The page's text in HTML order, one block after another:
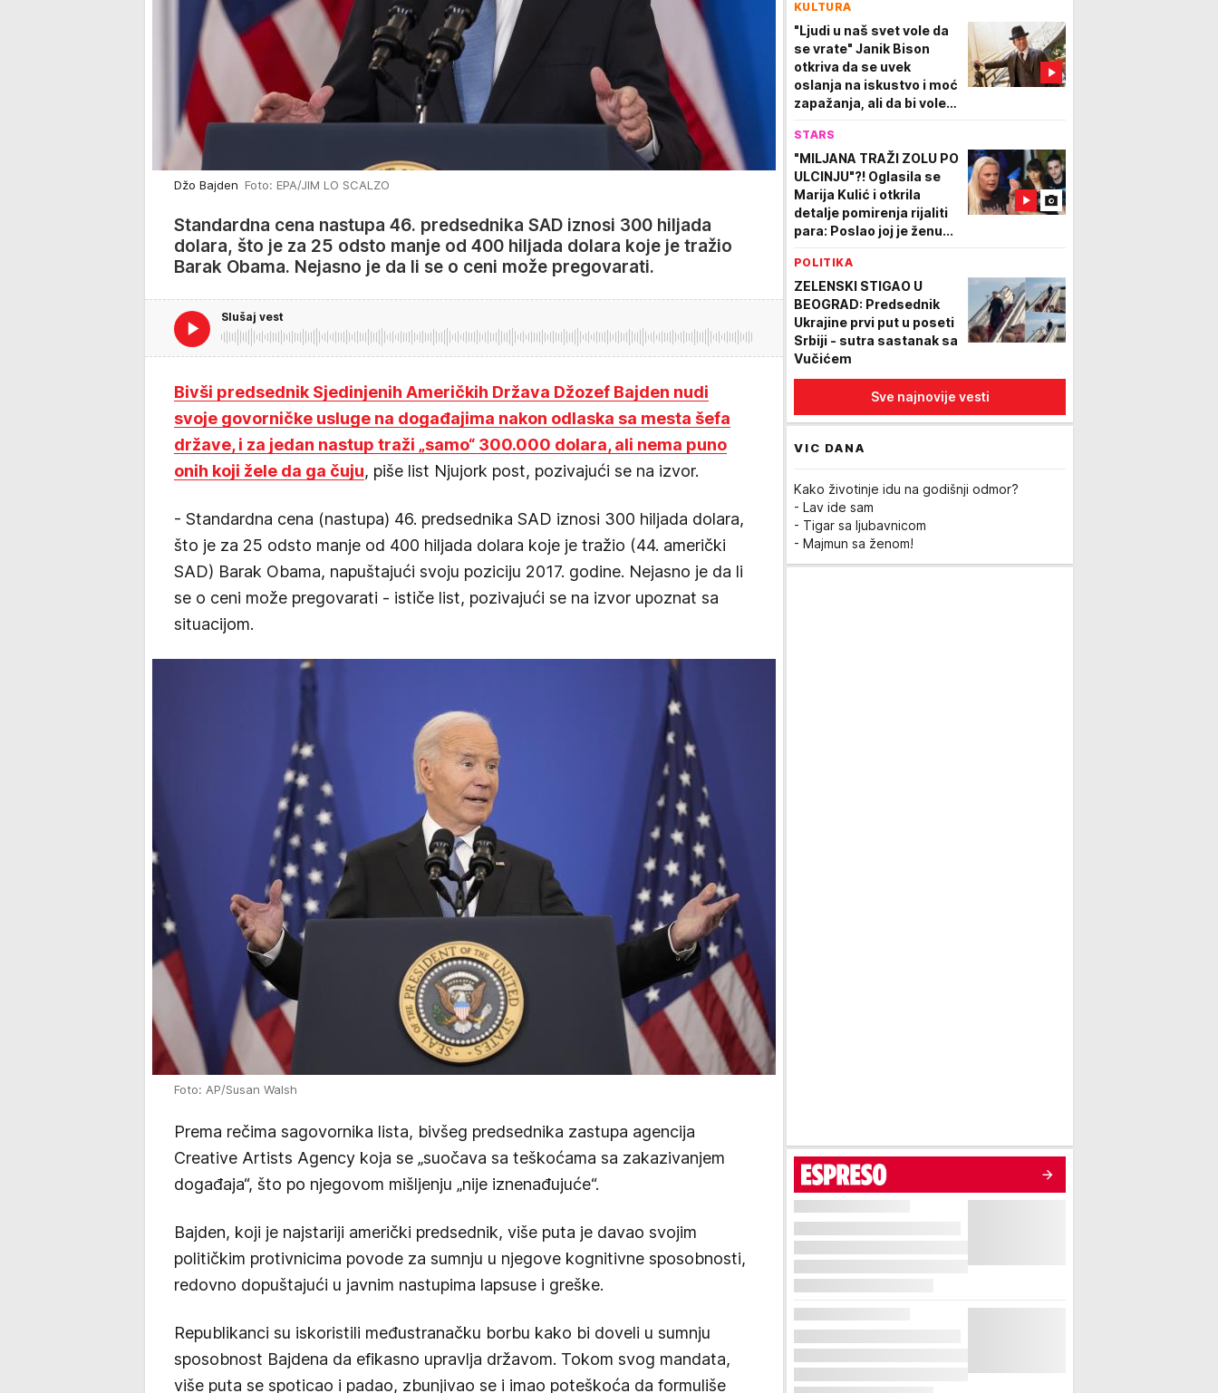
Džo Bajden Foto: EPA/JIM LO SCALZO
Standardna cena nastupa 46. predsednika SAD iznosi 300 hiljada
dolara, što je za 25 odsto manje od 400 hiljada dolara koje je tražio
Barak Obama. Nejasno je da li se o ceni može pregovarati.
Slušaj vest
Bivši predsednik Sjedinjenih Američkih Država Džozef Bajden nudi
svoje govorničke usluge na događajima nakon odlaska sa mesta šefa
države, i za jedan nastup traži „samo“ 300.000 dolara, ali nema puno
onih koji žele da ga čuju, piše list Njujork post, pozivajući se na izvor.
- Standardna cena (nastupa) 46. predsednika SAD iznosi 300 hiljada dolara,
što je za 25 odsto manje od 400 hiljada dolara koje je tražio (44. američki
SAD) Barak Obama, napuštajući svoju poziciju 2017. godine. Nejasno je da li
se o ceni može pregovarati - ističe list, pozivajući se na izvor upoznat sa
situacijom.
Foto: AP/Susan Walsh
Prema rečima sagovornika lista, bivšeg predsednika zastupa agencija
Creative Artists Agency koja se „suočava sa teškoćama sa zakazivanjem
događaja“, što po njegovom mišljenju „nije iznenađujuće“.
Bajden, koji je najstariji američki predsednik, više puta je davao svojim
političkim protivnicima povode za sumnju u njegove kognitivne sposobnosti,
redovno dopuštajući u javnim nastupima lapsuse i greške.
Republikanci su iskoristili međustranačku borbu kako bi doveli u sumnju
sposobnost Bajdena da efikasno upravlja državom. Tokom svog mandata,
više puta se spoticao i padao, zbunjivao se i imao poteškoća da formuliše
KULTURA
"Ljudi u naš svet vole da
se vrate" Janik Bison
otkriva da se uvek
oslanja na iskustvo i moć
zapažanja, ali da bi voleo
igra 20 godina
STARS
"MILJANA TRAŽI ZOLU PO
ULCINJU"?! Oglasila se
Marija Kulić i otkrila
detalje pomirenja rijaliti
para: Poslao joj je ženu...
POLITIKA
ZELENSKI STIGAO U
BEOGRAD: Predsednik
Ukrajine prvi put u poseti
Srbiji - sutra sastanak sa
Vučićem
Sve najnovije vesti
VIC DANA
Kako životinje idu na godišnji odmor?
- Lav ide sam
- Tigar sa ljubavnicom
- Majmun sa ženom!